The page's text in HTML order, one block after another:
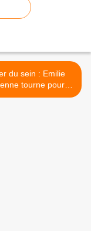
du sein : Emilie
tourne pour
Ma mère, le crabe